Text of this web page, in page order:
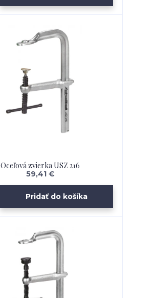
Oceľová zvierka USZ 216
59,41 €
Pridať do košíka